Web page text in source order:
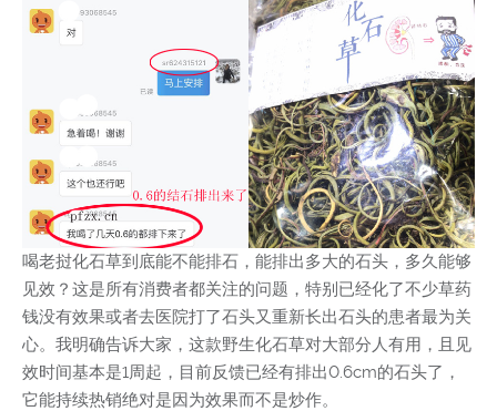
喝老挝化石草到底能不能排石，能排出多大的石头，多久能够
见效？这是所有消费者都关注的问题，特别已经化了不少草药
钱没有效果或者去医院打了石头又重新长出石头的患者最为关
心。我明确告诉大家，这款野生化石草对大部分人有用，且见
效时间基本是1周起，目前反馈已经有排出0.6cm的石头了，
它能持续热销绝对是因为效果而不是炒作。